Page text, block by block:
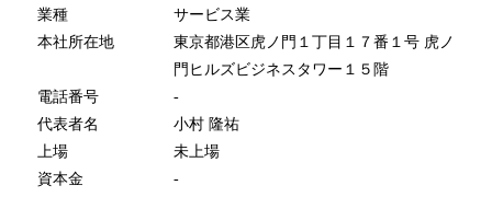
業種
サービス業
本社所在地
東京都港区虎ノ門１丁目１７番１号 虎ノ
門ヒルズビジネスタワー１５階
電話番号
-
代表者名
小村 隆祐
上場
未上場
資本金
-